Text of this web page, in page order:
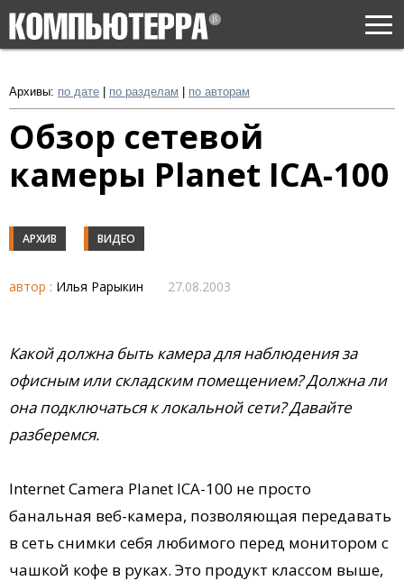
Архивы: по дате по разделам по авторам
Обзор сетевой
камеры Planet ICA-100
АРХИВ ВИДЕО
автор : Илья Рарыкин 27.08.2003
Какой должна быть камера для наблюдения за
офисным или складским помещением? Должна ли
она подключаться к локальной сети? Давайте
разберемся.
Internet Camera Planet ICA-100 не просто
банальная веб-камера, позволяющая передавать
в сеть снимки себя любимого перед монитором с
чашкой кофе в руках. Это продукт классом выше,